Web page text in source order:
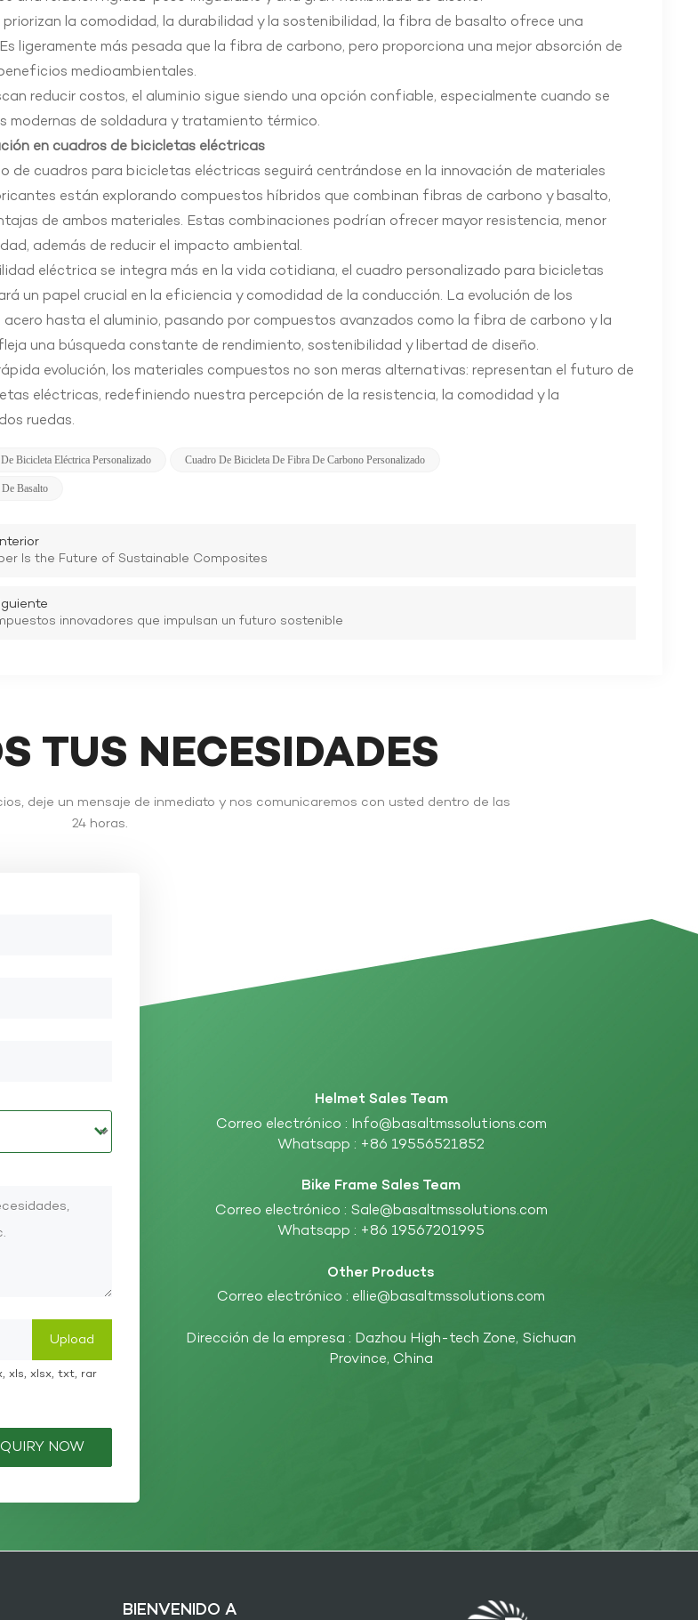
priorizan la comodidad, la durabilidad y la sostenibilidad, la fibra de basalto ofrece una
ligeramente más pesada que la fibra de carbono, pero proporciona una mejor absorción de
medioambientales.
reducir costos, el aluminio sigue siendo una opción confiable, especialmente cuando se
modernas de soldadura y tratamiento térmico.
en cuadros de bicicletas eléctricas
de cuadros para bicicletas eléctricas seguirá centrándose en la innovación de materiales
están explorando compuestos híbridos que combinan fibras de carbono y basalto,
de ambos materiales. Estas combinaciones podrían ofrecer mayor resistencia, menor
además de reducir el impacto ambiental.
eléctrica se integra más en la vida cotidiana, el cuadro personalizado para bicicletas
un papel crucial en la eficiencia y comodidad de la conducción. La evolución de los
hasta el aluminio, pasando por compuestos avanzados como la fibra de carbono y la
una búsqueda constante de rendimiento, sostenibilidad y libertad de diseño.
evolución, los materiales compuestos no son meras alternativas: representan el futuro de
eléctricas, redefiniendo nuestra percepción de la resistencia, la comodidad y la
ruedas.
Bicicleta Eléctrica Personalizado Cuadro De Bicicleta De Fibra De Carbono Personalizado
Basalto
Is the Future of Sustainable Composites
innovadores que impulsan un futuro sostenible
TUS NECESIDADES
deje un mensaje de inmediato y nos comunicaremos con usted dentro de las
24 horas.
xls, xlsx, txt, rar
NOW
Helmet Sales Team
Correo electrónico : Info@basaltmssolutions.com
Whatsapp : +86 19556521852
Bike Frame Sales Team
Correo electrónico : Sale@basaltmssolutions.com
Whatsapp : +86 19567201995
Other Products
Correo electrónico : ellie@basaltmssolutions.com
Dirección de la empresa : Dazhou High-tech Zone, Sichuan
Province, China
BIENVENIDO A